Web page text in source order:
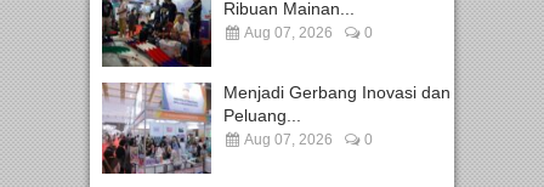
Ribuan Mainan...
Aug 07, 2026 0
Menjadi Gerbang Inovasi dan
Peluang...
Aug 07, 2026 0